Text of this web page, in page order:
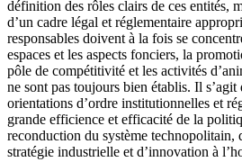
définition des rôles clairs de ces entités,
d’un cadre légal et réglementaire
responsables doivent à la fois se
espaces et les aspects fonciers, la
pôle de compétitivité et les activités
ne sont pas toujours bien établis. Il s’agit
orientations d’ordre institutionnelles et
grande efficience et efficacité de la
reconduction du système technopolitain,
stratégie industrielle et d’innovation à